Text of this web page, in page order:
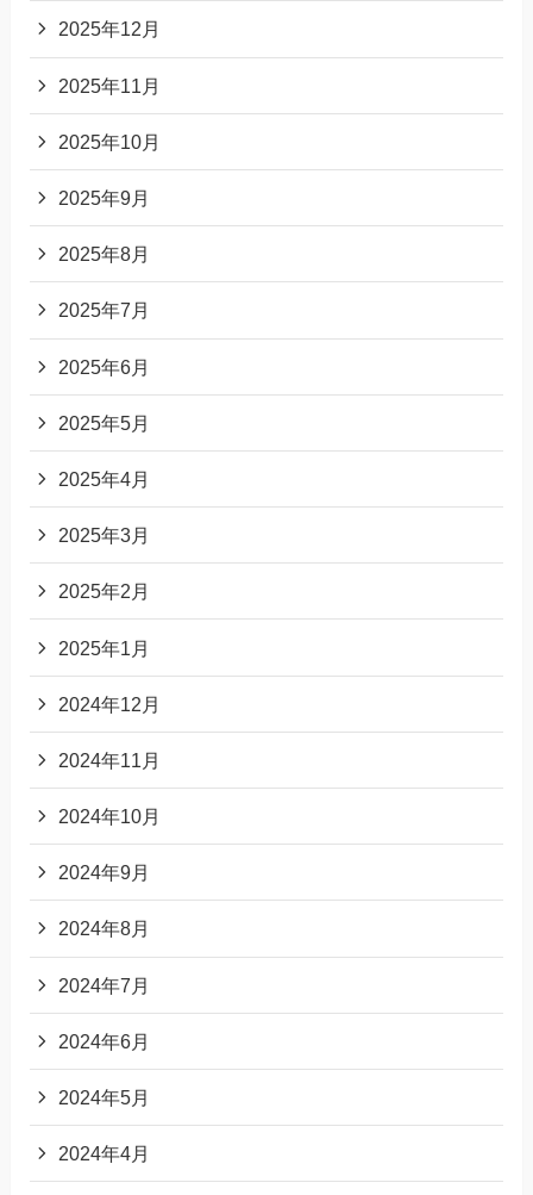
2025年12月
2025年11月
2025年10月
2025年9月
2025年8月
2025年7月
2025年6月
2025年5月
2025年4月
2025年3月
2025年2月
2025年1月
2024年12月
2024年11月
2024年10月
2024年9月
2024年8月
2024年7月
2024年6月
2024年5月
2024年4月